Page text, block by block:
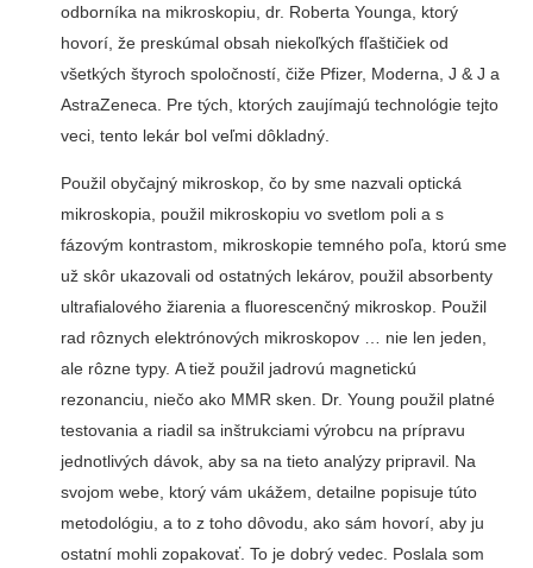
odborníka na mikroskopiu, dr. Roberta Younga, ktorý
hovorí, že preskúmal obsah niekoľkých fľaštičiek od
všetkých štyroch spoločností, čiže Pfizer, Moderna, J & J a
AstraZeneca. Pre tých, ktorých zaujímajú technológie tejto
veci, tento lekár bol veľmi dôkladný.
Použil obyčajný mikroskop, čo by sme nazvali optická
mikroskopia, použil mikroskopiu vo svetlom poli a s
fázovým kontrastom, mikroskopie temného poľa, ktorú sme
už skôr ukazovali od ostatných lekárov, použil absorbenty
ultrafialového žiarenia a fluorescenčný mikroskop. Použil
rad rôznych elektrónových mikroskopov … nie len jeden,
ale rôzne typy. A tiež použil jadrovú magnetickú
rezonanciu, niečo ako MMR sken. Dr. Young použil platné
testovania a riadil sa inštrukciami výrobcu na prípravu
jednotlivých dávok, aby sa na tieto analýzy pripravil. Na
svojom webe, ktorý vám ukážem, detailne popisuje túto
metodológiu, a to z toho dôvodu, ako sám hovorí, aby ju
ostatní mohli zopakovať. To je dobrý vedec. Poslala som